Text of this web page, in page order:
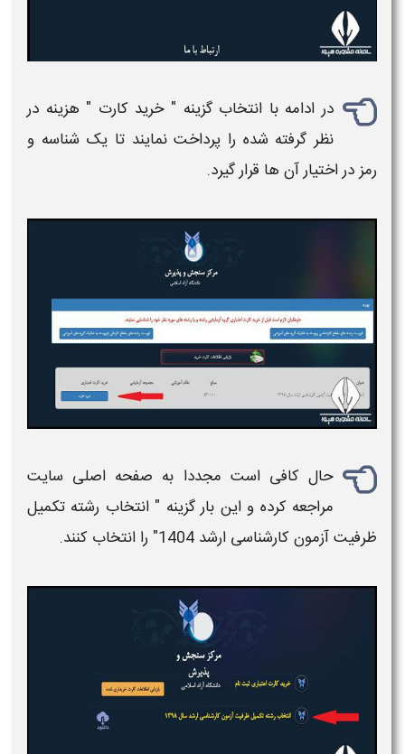
در ادامه با انتخاب گزینه " خرید کارت " هزینه در
نظر گرفته شده را پرداخت نمایند تا یک شناسه و
رمز در اختیار آن ها قرار گیرد.
حال کافی است مجددا به صفحه اصلی سایت
مراجعه کرده و این بار گزینه " انتخاب رشته تکمیل
ظرفیت آزمون کارشناسی ارشد 1404" را انتخاب کنند.